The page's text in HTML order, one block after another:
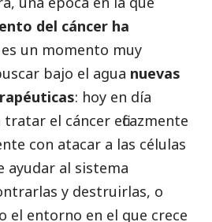
del cáncer ha
un momento muy
bajo el agua nuevas
: hoy en día
el cáncer eficazmente
con atacar a las células
ayudar al sistema
y destruirlas, o
el entorno en el que crece